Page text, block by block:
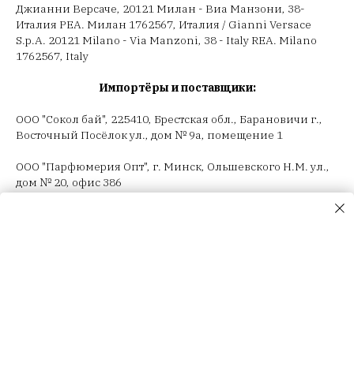
Джианни Версаче, 20121 Милан - Виа Манзони, 38-
Италия РЕА. Милан 1762567, Италия / Gianni Versace
S.p.A. 20121 Milano - Via Manzoni, 38 - Italy REA. Milano
1762567, Italy
Импортёры и поставщики:
ООО "Сокол бай", 225410, Брестская обл., Барановичи г.,
Восточный Посёлок ул., дом № 9а, помещение 1
ООО "Парфюмерия Опт", г. Минск, Ольшевского Н.М. ул.,
дом № 20, офис 386